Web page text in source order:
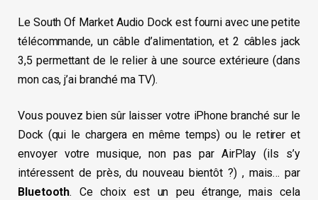
Le South Of Market Audio Dock est fourni avec une petite
télécommande, un câble d’alimentation, et 2 câbles jack
3,5 permettant de le relier à une source extérieure (dans
mon cas, j’ai branché ma TV).
Vous pouvez bien sûr laisser votre iPhone branché sur le
Dock (qui le chargera en même temps) ou le retirer et
envoyer votre musique, non pas par AirPlay (ils s’y
intéressent de près, du nouveau bientôt ?) , mais… par
Bluetooth. Ce choix est un peu étrange, mais cela